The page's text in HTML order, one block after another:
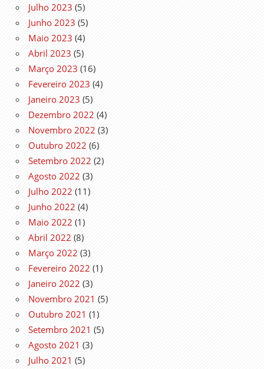
Julho 2023 (5)
Junho 2023 (5)
Maio 2023 (4)
Abril 2023 (5)
Março 2023 (16)
Fevereiro 2023 (4)
Janeiro 2023 (5)
Dezembro 2022 (4)
Novembro 2022 (3)
Outubro 2022 (6)
Setembro 2022 (2)
Agosto 2022 (3)
Julho 2022 (11)
Junho 2022 (4)
Maio 2022 (1)
Abril 2022 (8)
Março 2022 (3)
Fevereiro 2022 (1)
Janeiro 2022 (3)
Novembro 2021 (5)
Outubro 2021 (1)
Setembro 2021 (5)
Agosto 2021 (3)
Julho 2021 (5)